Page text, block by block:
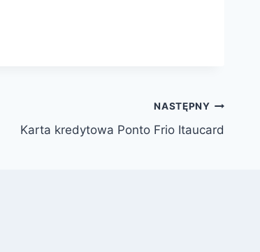
NASTĘPNY
Karta kredytowa Ponto Frio Itaucard